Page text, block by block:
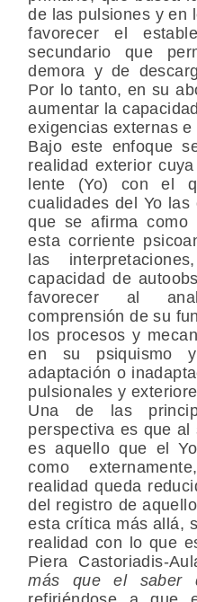
de las pulsiones y en
favorecer el
secundario que
demora y de
Por lo tanto, en su
aumentar la
exigencias externas e
Bajo este enfoque
realidad exterior
lente (Yo) con el
cualidades del Yo las
que se afirma como
esta corriente
las
capacidad de
favorecer al
comprensión de su
los procesos y
en su psiquismo
adaptación o
pulsionales y
Una de las
perspectiva es que al
es aquello que el
como
realidad queda
del registro de
esta crítica más allá,
realidad con lo que
Piera Castoriadis-
más que el saber